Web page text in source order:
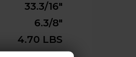
33.3/16"
6.3/8"
4.70 LBS